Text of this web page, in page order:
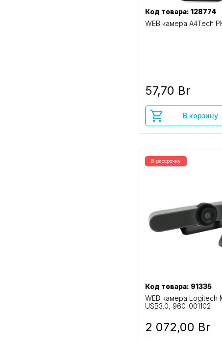
Код товара: 128774
WEB камера A4Tech
57,70 Br
В корзину
В рассрочку
Код товара: 91335
WEB камера Logitech
USB3.0, 960-001102
2 072,00 Br